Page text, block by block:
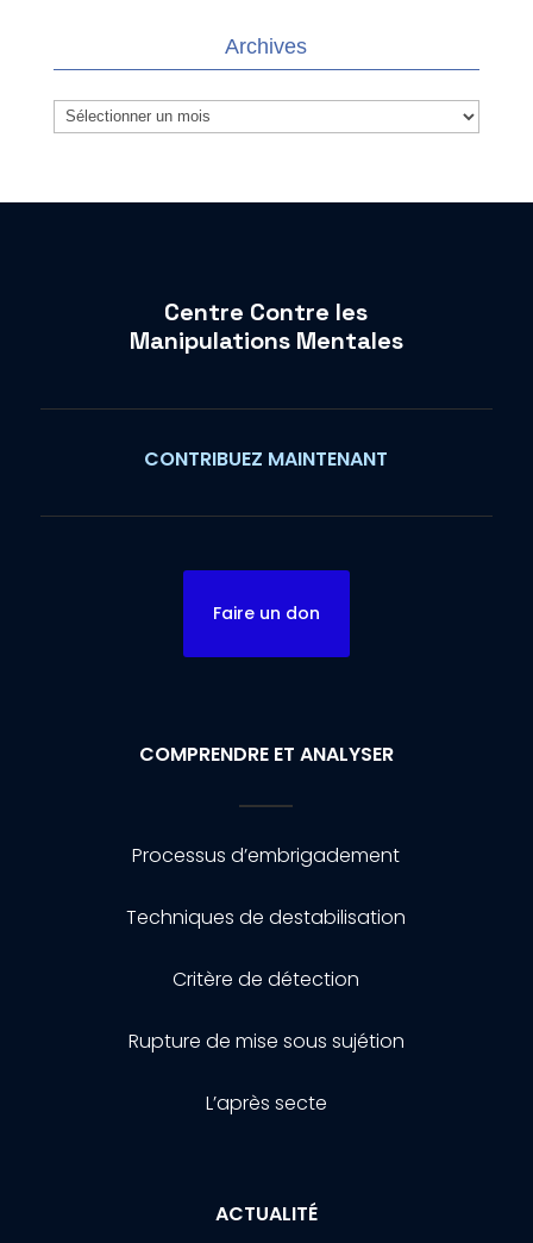
Archives
Archives
Centre Contre les
Manipulations Mentales
CONTRIBUEZ MAINTENANT
Faire un don
COMPRENDRE ET ANALYSER
Processus d’embrigadement
Techniques de destabilisation
Critère de détection
Rupture de mise sous sujétion
L’après secte
ACTUALITÉ